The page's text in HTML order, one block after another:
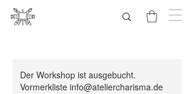
Der Workshop ist ausgebucht.
Vormerkliste info@ateliercharisma.de